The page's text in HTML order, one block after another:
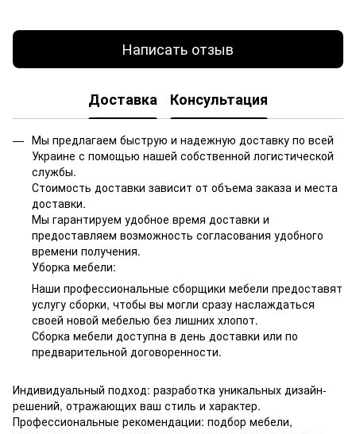
Написать отзыв
Доставка Консультация
Мы предлагаем быструю и надежную доставку по всей
Украине с помощью нашей собственной логистической
службы.
Стоимость доставки зависит от объема заказа и места
доставки.
Мы гарантируем удобное время доставки и
предоставляем возможность согласования удобного
времени получения.
Уборка мебели:
Наши профессиональные сборщики мебели предоставят
услугу сборки, чтобы вы могли сразу наслаждаться
своей новой мебелью без лишних хлопот.
Сборка мебели доступна в день доставки или по
предварительной договоренности.
Индивидуальный подход: разработка уникальных дизайн-
решений, отражающих ваш стиль и характер.
Профессиональные рекомендации: подбор мебели,